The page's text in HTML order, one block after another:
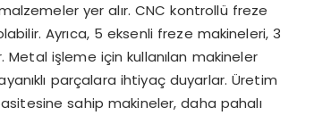
yer alır. CNC kontrollü freze
Ayrıca, 5 eksenli freze makineleri, 3
işleme için kullanılan makineler
parçalara ihtiyaç duyarlar. Üretim
sahip makineler, daha pahalı